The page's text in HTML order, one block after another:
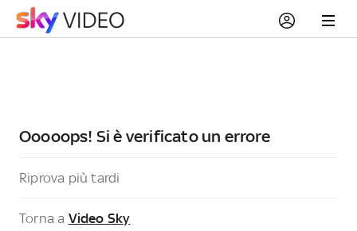
Ooooops! Si è verificato un errore
Riprova più tardi
Torna a Video Sky